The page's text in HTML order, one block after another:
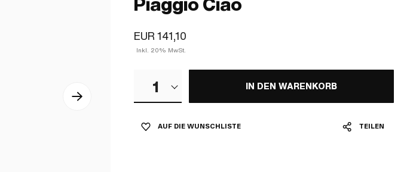
EUR 141,10
Inkl. 20% MwSt.
1 IN DEN WARENKORB
AUF DIE WUNSCHLISTE TEILEN